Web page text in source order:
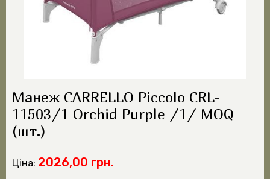
Манеж CARRELLO Piccolo CRL-
11503/1 Orchid Purple /1/ MOQ
(шт.)
Ціна: 2026,00 грн.